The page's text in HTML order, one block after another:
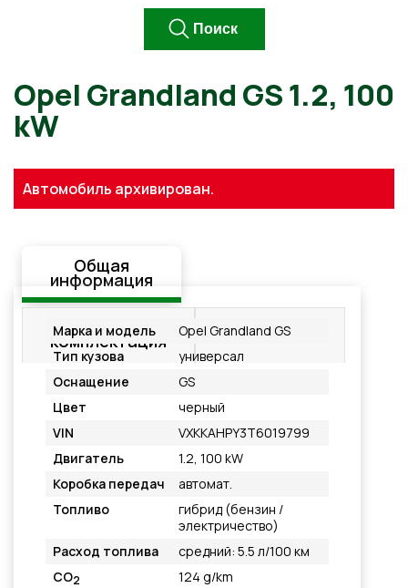
Opel Grandland GS 1.2, 100
kW
Автомобиль архивирован.
Общая
информация
Стандартная
комплектация
Подробнее
Марка и модель
Opel Grandland GS
Тип кузова
универсал
Оснащение
GS
Цвет
черный
VIN
VXKKAHPY3T6019799
Двигатель
1.2, 100 kW
Коробка передач
автомат.
Топливо
гибрид (бензин /
электричество)
Расход топлива
средний: 5.5 л/100 км
CO2 124 g/km